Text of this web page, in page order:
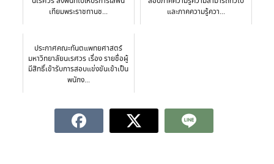
เทียมพระราชทานช...
และภาคความรู้ควา...
ประกาศคณะทันตแพทยศาสตร์
มหาวิทยาลัยนเรศวร เรื่อง รายชื่อผู้
มีสิทธิ์เข้ารับการสอบแข่งขันเข้าเป็น
พนักง...